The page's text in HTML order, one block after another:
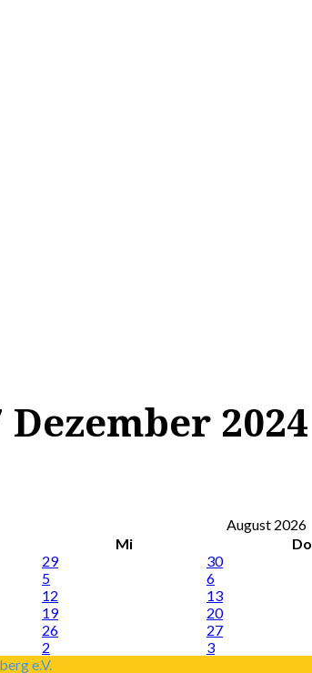
2024
August 2026
Mi Do
29 30
5 6
12 13
19 20
26 27
2 3
e.V.